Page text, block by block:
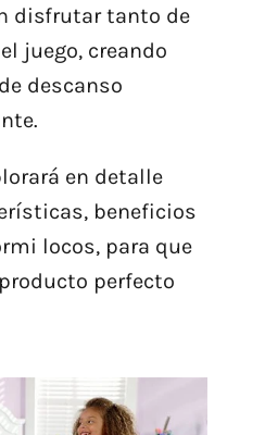
disfrutar tanto de
juego, creando
descanso
en detalle
beneficios
locos, para que
perfecto